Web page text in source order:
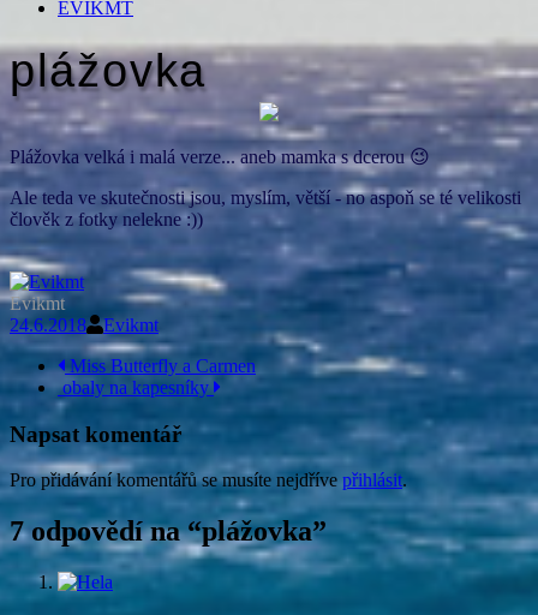
EVIKMT
plážovka
Plážovka velká i malá verze... aneb mamka s dcerou 😉
Ale teda ve skutečnosti jsou, myslím, větší - no aspoň se té velikosti
člověk z fotky nelekne :))
Evikmt
24.6.2018
Evikmt
Navigace
příspěvku
Miss Butterfly a Carmen
obaly na kapesníky
Napsat komentář
Pro přidávání komentářů se musíte nejdříve přihlásit.
7 odpovědí na “plážovka”